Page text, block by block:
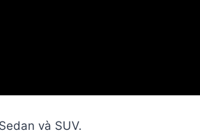
và SUV.